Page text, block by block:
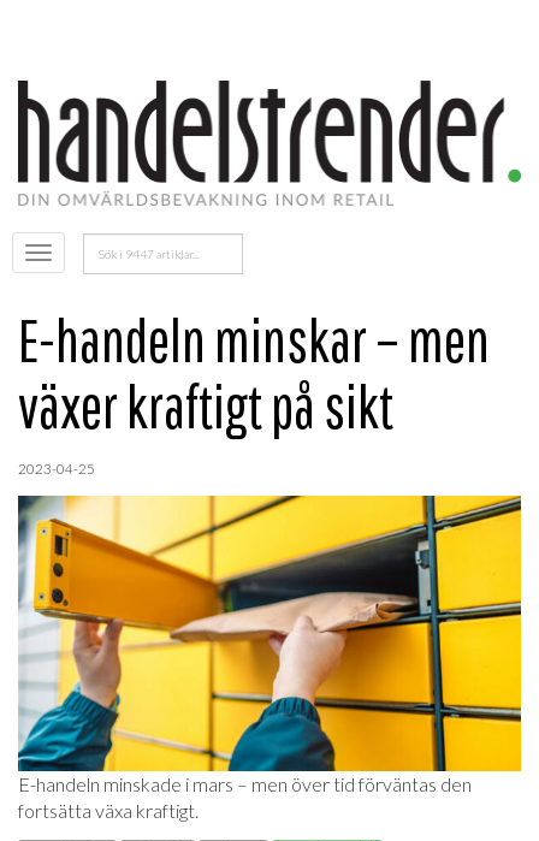
Öppna
menyn
Sök
efter:
E-handeln minskar – men
växer kraftigt på sikt
2023-04-25
E-handeln minskade i mars – men över tid förväntas den
fortsätta växa kraftigt.